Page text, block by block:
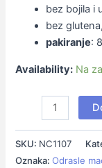
bez bojila i
bez glutena,
pakiranje:
Availability: Na
SKU: NC1107
Oznaka:Odrasle